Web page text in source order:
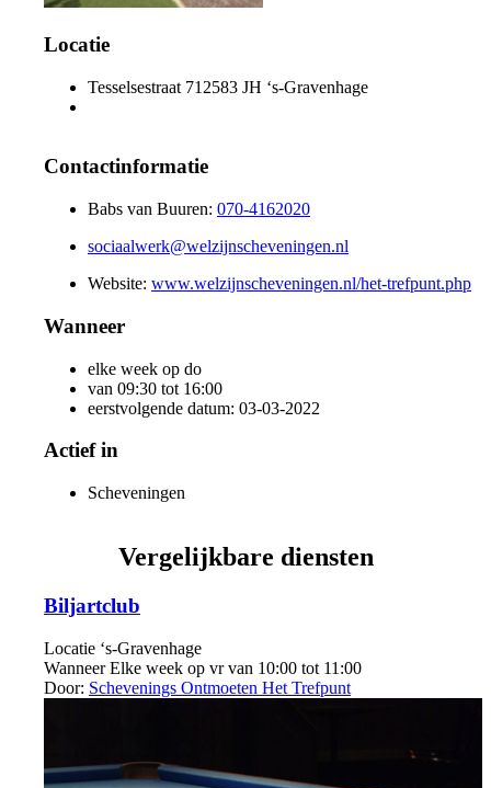
Locatie
Tesselsestraat 71 2583 JH ‘s-Gravenhage
Contactinformatie
Babs van Buuren: 070-4162020
sociaalwerk@welzijnscheveningen.nl
Website: www.welzijnscheveningen.nl/het-trefpunt.php
Wanneer
elke week op do
van 09:30 tot 16:00
eerstvolgende datum: 03-03-2022
Actief in
Scheveningen
Vergelijkbare diensten
Biljartclub
Locatie ‘s-Gravenhage
Wanneer Elke week op vr van 10:00 tot 11:00
Door: Schevenings Ontmoeten Het Trefpunt